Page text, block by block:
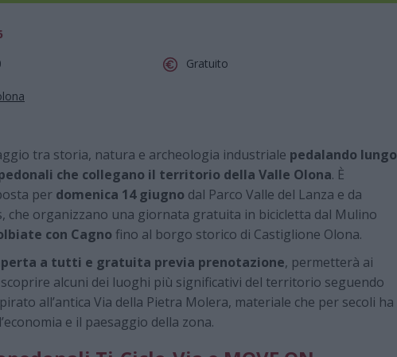
Gratuito
tra storia, natura e archeologia industriale pedalando lungo
che collegano il territorio della Valle Olona. È
per domenica 14 giugno dal Parco Valle del Lanza e da
che organizzano una giornata gratuita in bicicletta dal Mulino
con Cagno fino al borgo storico di Castiglione Olona.
a tutti e gratuita previa prenotazione, permetterà ai
alcuni dei luoghi più significativi del territorio seguendo
all’antica Via della Pietra Molera, materiale che per secoli ha
e il paesaggio della zona.